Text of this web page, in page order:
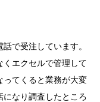
で受注しています。
エクセルで管理して
ってくると業務が大変
なり調査したところ